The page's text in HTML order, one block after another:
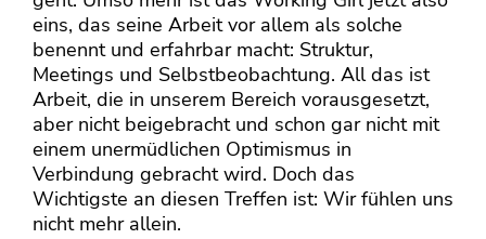
eins, das seine Arbeit vor allem als solche
benennt und erfahrbar macht: Struktur,
Meetings und Selbstbeobachtung. All das ist
Arbeit, die in unserem Bereich vorausgesetzt,
aber nicht beigebracht und schon gar nicht mit
einem unermüdlichen Optimismus in
Verbindung gebracht wird. Doch das
Wichtigste an diesen Treffen ist: Wir fühlen uns
nicht mehr allein.